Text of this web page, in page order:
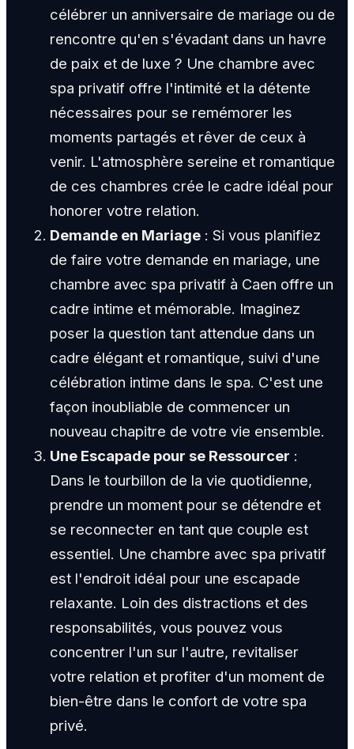
célébrer un anniversaire de mariage ou de
rencontre qu'en s'évadant dans un havre
de paix et de luxe ? Une chambre avec
spa privatif offre l'intimité et la détente
nécessaires pour se remémorer les
moments partagés et rêver de ceux à
venir. L'atmosphère sereine et romantique
de ces chambres crée le cadre idéal pour
honorer votre relation.
Demande en Mariage : Si vous planifiez
de faire votre demande en mariage, une
chambre avec spa privatif à Caen offre un
cadre intime et mémorable. Imaginez
poser la question tant attendue dans un
cadre élégant et romantique, suivi d'une
célébration intime dans le spa. C'est une
façon inoubliable de commencer un
nouveau chapitre de votre vie ensemble.
Une Escapade pour se Ressourcer :
Dans le tourbillon de la vie quotidienne,
prendre un moment pour se détendre et
se reconnecter en tant que couple est
essentiel. Une chambre avec spa privatif
est l'endroit idéal pour une escapade
relaxante. Loin des distractions et des
responsabilités, vous pouvez vous
concentrer l'un sur l'autre, revitaliser
votre relation et profiter d'un moment de
bien-être dans le confort de votre spa
privé.